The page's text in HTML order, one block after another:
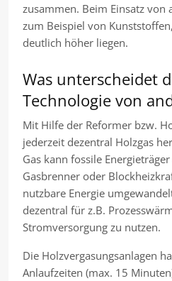
zusammen. Beim Einsatz von
zum Beispiel von
deutlich höher liegen.
Was unterscheidet
Technologie von
Mit Hilfe der Reformer bzw.
jederzeit dezentral Holzgas
Gas kann fossile
Gasbrenner oder
nutzbare Energie
dezentral für z.B.
Stromversorgung zu nutzen.
Die Holzvergasungsanlagen
Anlaufzeiten (max. 15